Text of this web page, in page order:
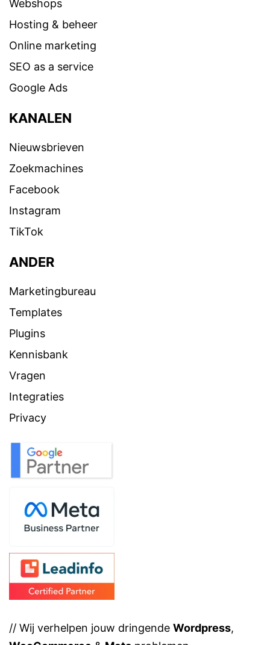
Webshops
Hosting & beheer
Online marketing
SEO as a service
Google Ads
KANALEN
Nieuwsbrieven
Zoekmachines
Facebook
Instagram
TikTok
ANDER
Marketingbureau
Templates
Plugins
Kennisbank
Vragen
Integraties
Privacy
// Wij verhelpen jouw dringende Wordpress,